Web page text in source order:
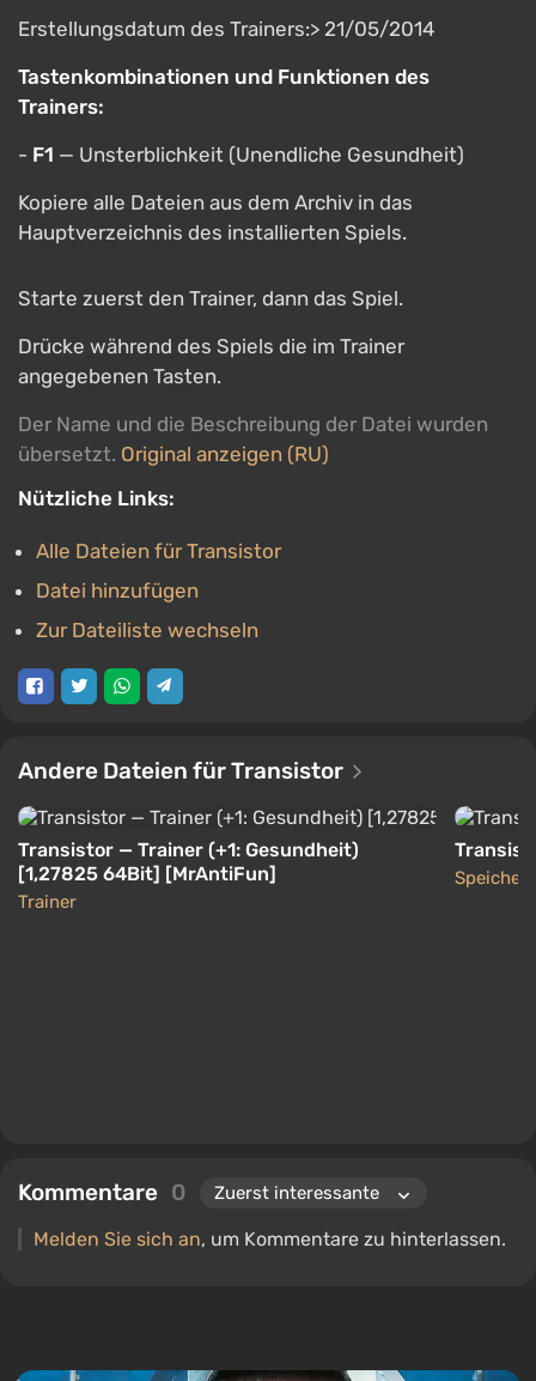
Erstellungsdatum des Trainers:> 21/05/2014
Tastenkombinationen und Funktionen des
Trainers:
- F1 — Unsterblichkeit (Unendliche Gesundheit)
Kopiere alle Dateien aus dem Archiv in das
Hauptverzeichnis des installierten Spiels.
Starte zuerst den Trainer, dann das Spiel.
Drücke während des Spiels die im Trainer
angegebenen Tasten.
Der Name und die Beschreibung der Datei wurden
übersetzt. Original anzeigen (RU)
Nützliche Links:
Alle Dateien für Transistor
Datei hinzufügen
Zur Dateiliste wechseln
Andere Dateien für Transistor
Transistor — Trainer (+1: Gesundheit)
[1,27825 64Bit] [MrAntiFun]
Trainer
Kommentare 0
Melden Sie sich an, um Kommentare zu hinterlassen.